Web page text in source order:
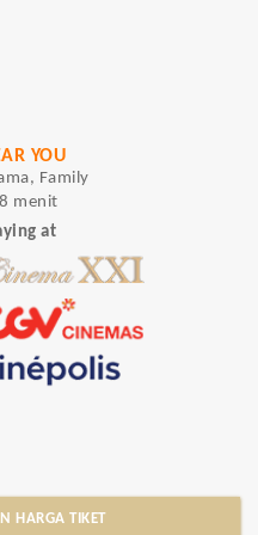
YOU
Family
menit
at
HARGA TIKET